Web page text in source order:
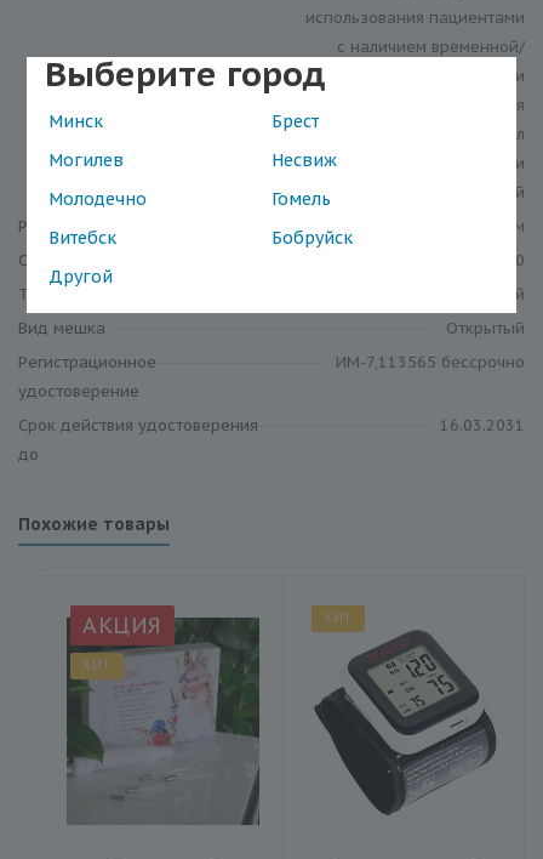
Выберите город
Минск
Брест
Могилев
Несвиж
Молодечно
Гомель
Витебск
Бобруйск
Другой
использования пациентами
с наличием временной/
постоянной колостомы или
илеостомы. Незаменим для
пациентов, у которых стул
жидкий многократный и
неоформленный
Размер фланца в диаметре
19-64 мм
Объём, мл.
660
Тип калоприёмника
Дренируемый
Вид мешка
Открытый
Регистрационное
удостоверение
ИМ-7,113565 бессрочно
Срок действия удостоверения
до
16.03.2031
Похожие товары
АКЦИЯ
ХИТ
ХИТ